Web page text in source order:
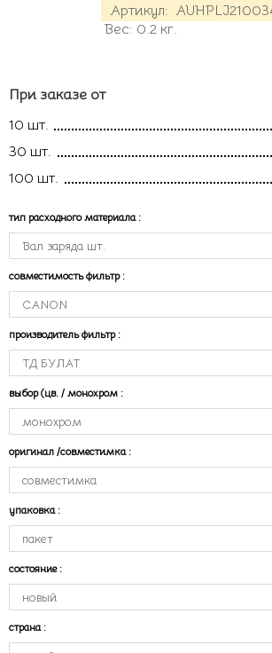
Артикул:
Вес: 0.2 кг.
При заказе от
10 шт.
30 шт.
100 шт.
тип расходного материала :
совместимость фильтр :
производитель фильтр :
выбор (цв. / монохром :
оригинал /совместимка :
упаковка :
состояние :
страна :